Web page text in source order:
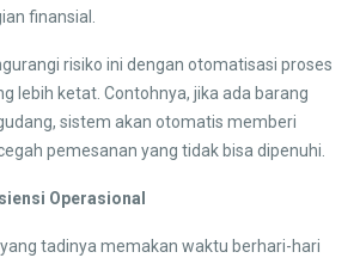
finansial.
risiko ini dengan otomatisasi proses
lebih ketat. Contohnya, jika ada barang
sistem akan otomatis memberi
pemesanan yang tidak bisa dipenuhi.
Operasional
tadinya memakan waktu berhari-hari